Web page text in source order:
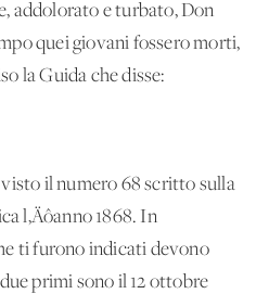
addolorato e turbato, Don
quei giovani fossero morti,
la Guida che disse:
il numero 68 scritto sulla
l‚Äôanno 1868. In
ti furono indicati devono
primi sono il 12 ottobre